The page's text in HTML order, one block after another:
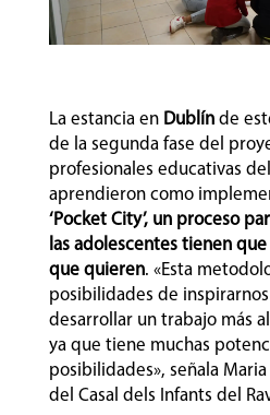
La estancia en Dublín de
de la segunda fase del
profesionales educativas
aprendieron como
‘Pocket City’, un proceso
las adolescentes tienen
que quieren. «Esta
posibilidades de
desarrollar un trabajo más
ya que tiene muchas
posibilidades», señala
del Casal dels Infants del